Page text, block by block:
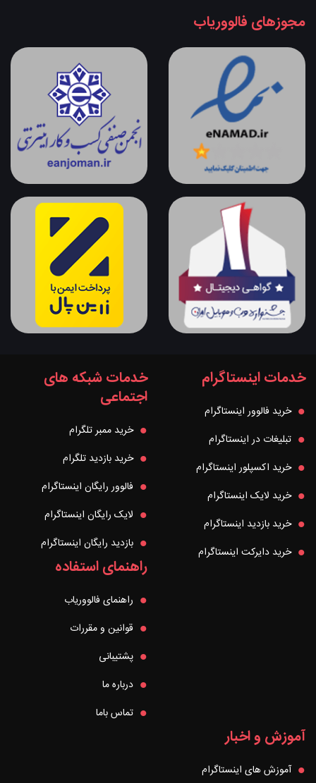
مجوزهای فالووریاب
خدمات اینستاگرام
خرید فالوور اینستاگرام
تبلیغات در اینستاگرام
خرید اکسپلور اینستاگرام
خرید لایک اینستاگرام
خرید بازدید اینستاگرام
خرید دایرکت اینستاگرام
خدمات شبکه های
اجتماعی
خرید ممبر تلگرام
خرید بازدید تلگرام
فالوور رایگان اینستاگرام
لایک رایگان اینستاگرام
بازدید رایگان اینستاگرام
راهنمای استفاده
راهنمای فالووریاب
قوانین و مقررات
پشتیبانی
درباره ما
تماس باما
آموزش و اخبار
آموزش های اینستاگرام